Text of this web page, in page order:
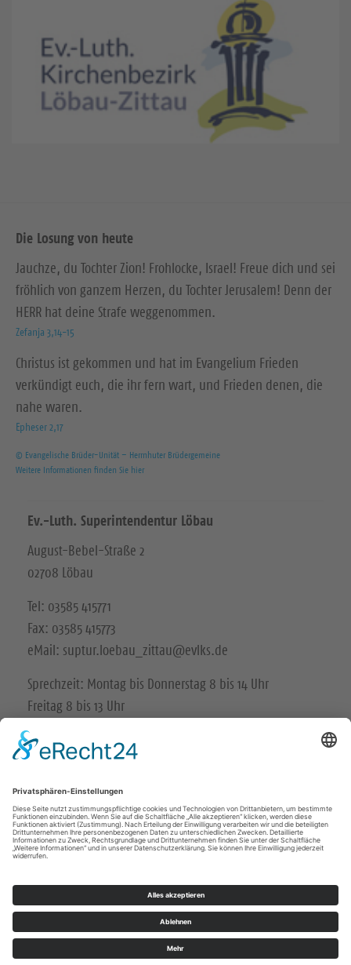
Die Losung von heute
Jauchze, du Tochter Zion! Frohlocke, Israel! Freue dich und sei
fröhlich von ganzem Herzen, du Tochter Jerusalem! Denn der
HERR hat deine Strafe weggenommen.
Zefanja 3,14-15
Christus ist gekommen und hat im Evangelium Frieden
verkündigt euch, die ihr fern wart, und Frieden denen, die
nahe waren.
Epheser 2,17
© Evangelische Brüder-Unität – Herrnhuter Brüdergemeine
Weitere Informationen finden Sie hier
Ev.-Luth. Superintendentur Löbau
August-Bebel-Straße 2
02708 Löbau
Tel: 03585 415771
Fax: 03585 415773
eMail: suptur.loebau_zittau@evlks.de
Sprechzeit: Montag bis Donnerstag 8 bis 14 Uhr
Freitag 8 bis 13 Uhr
© Ev.-Luth. Kirchenbezirk Löbau-Zittau 2026